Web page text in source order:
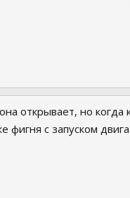
открывает, но когда
с запуском